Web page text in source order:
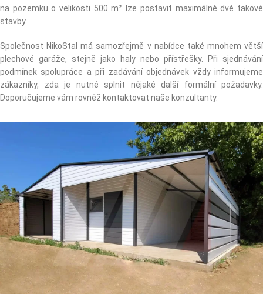
na pozemku o velikosti 500 m² lze postavit maximálně dvě takové
stavby.
Společnost NikoStal má samozřejmě v nabídce také mnohem větší
plechové garáže, stejně jako haly nebo přístřešky. Při sjednávání
podmínek spolupráce a při zadávání objednávek vždy informujeme
zákazníky, zda je nutné splnit nějaké další formální požadavky.
Doporučujeme vám rovněž kontaktovat naše konzultanty.